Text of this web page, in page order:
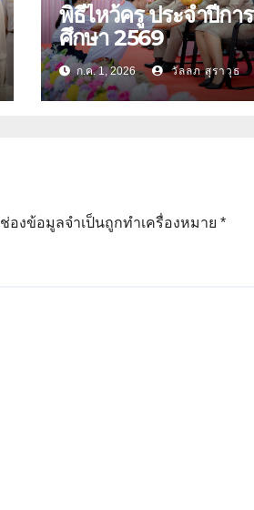
พิธีไหว้ครู ประจำปีการ
ศึกษา 2569
ก.ค. 1, 2026 วัลลภ สุราวุธ
ช่องข้อมูลจำเป็นถูกทำเครื่องหมาย *